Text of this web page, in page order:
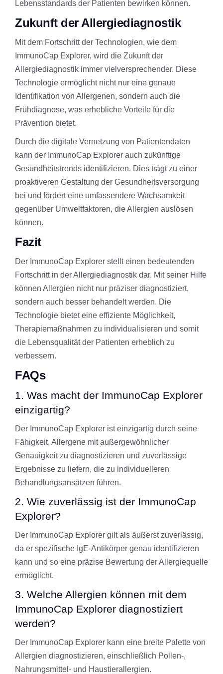
Lebensstandards der Patienten bewirken können.
Zukunft der Allergiediagnostik
Mit dem Fortschritt der Technologien, wie dem
ImmunoCap Explorer, wird die Zukunft der
Allergiediagnostik immer vielversprechender. Diese
Technologie ermöglicht nicht nur eine genaue
Identifikation von Allergenen, sondern auch die
Frühdiagnose, was erhebliche Vorteile für die
Prävention bietet.
Durch die digitale Vernetzung von Patientendaten
kann der ImmunoCap Explorer auch zukünftige
Gesundheitstrends identifizieren. Dies trägt zu einer
proaktiveren Gestaltung der Gesundheitsversorgung
bei und fördert eine umfassendere Wachsamkeit
gegenüber Umweltfaktoren, die Allergien auslösen
können.
Fazit
Der ImmunoCap Explorer stellt einen bedeutenden
Fortschritt in der Allergiediagnostik dar. Mit seiner Hilfe
können Allergien nicht nur präziser diagnostiziert,
sondern auch besser behandelt werden. Die
Technologie bietet eine effiziente Möglichkeit,
Therapiemaßnahmen zu individualisieren und somit
die Lebensqualität der Patienten erheblich zu
verbessern.
FAQs
1. Was macht der ImmunoCap Explorer
einzigartig?
Der ImmunoCap Explorer ist einzigartig durch seine
Fähigkeit, Allergene mit außergewöhnlicher
Genauigkeit zu diagnostizieren und zuverlässige
Ergebnisse zu liefern, die zu individuelleren
Behandlungsansätzen führen.
2. Wie zuverlässig ist der ImmunoCap
Explorer?
Der ImmunoCap Explorer gilt als äußerst zuverlässig,
da er spezifische IgE-Antikörper genau identifizieren
kann und so eine präzise Bewertung der Allergiequelle
ermöglicht.
3. Welche Allergien können mit dem
ImmunoCap Explorer diagnostiziert
werden?
Der ImmunoCap Explorer kann eine breite Palette von
Allergien diagnostizieren, einschließlich Pollen-,
Nahrungsmittel- und Haustierallergien.